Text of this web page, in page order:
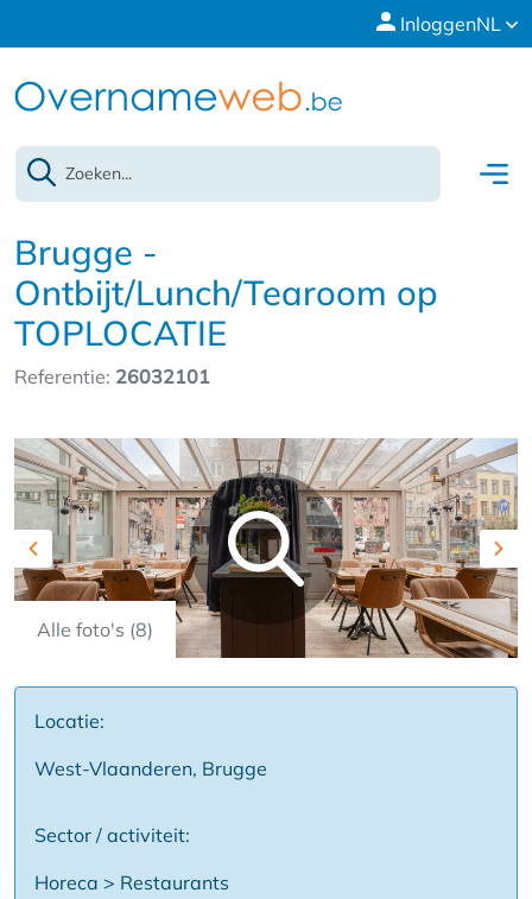
InloggenNL
Brugge -
Ontbijt/Lunch/Tearoom op
TOPLOCATIE
Referentie: 26032101
Alle foto's (8)
Previous
Locatie:
West-Vlaanderen, Brugge
Sector / activiteit:
Horeca > Restaurants